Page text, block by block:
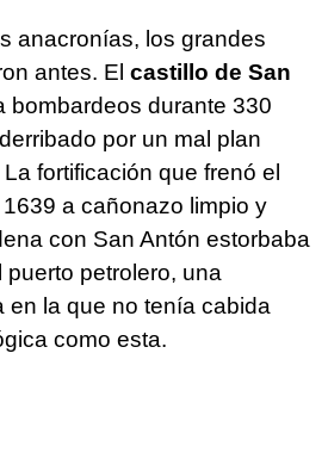
anacronías, los grandes
antes. El castillo de San
bombardeos durante 330
por un mal plan
fortificación que frenó el
a cañonazo limpio y
con San Antón estorbaba
petrolero, una
en la que no tenía cabida
como esta.